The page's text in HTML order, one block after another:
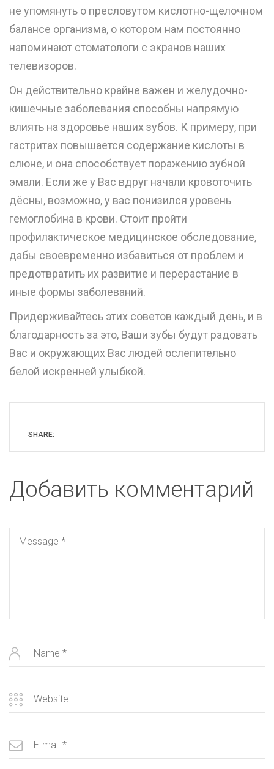
не упомянуть о пресловутом кислотно-щелочном
балансе организма, о котором нам постоянно
напоминают стоматологи с экранов наших
телевизоров.
Он действительно крайне важен и желудочно-
кишечные заболевания способны напрямую
влиять на здоровье наших зубов. К примеру, при
гастритах повышается содержание кислоты в
слюне, и она способствует поражению зубной
эмали. Если же у Вас вдруг начали кровоточить
дёсны, возможно, у вас понизился уровень
гемоглобина в крови. Стоит пройти
профилактическое медицинское обследование,
дабы своевременно избавиться от проблем и
предотвратить их развитие и перерастание в
иные формы заболеваний.
Придерживайтесь этих советов каждый день, и в
благодарность за это, Ваши зубы будут радовать
Вас и окружающих Вас людей ослепительно
белой искренней улыбкой.
SHARE:
Добавить комментарий